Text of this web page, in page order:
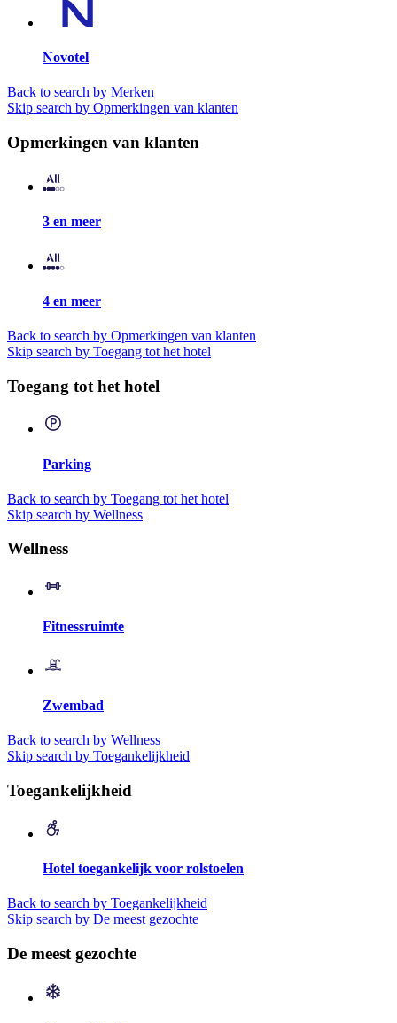
Novotel
Back to search by Merken
Skip search by Opmerkingen van klanten
Opmerkingen van klanten
3 en meer
4 en meer
Back to search by Opmerkingen van klanten
Skip search by Toegang tot het hotel
Toegang tot het hotel
Parking
Back to search by Toegang tot het hotel
Skip search by Wellness
Wellness
Fitnessruimte
Zwembad
Back to search by Wellness
Skip search by Toegankelijkheid
Toegankelijkheid
Hotel toegankelijk voor rolstoelen
Back to search by Toegankelijkheid
Skip search by De meest gezochte
De meest gezochte